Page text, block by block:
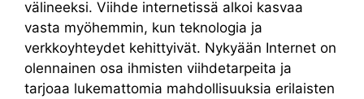
välineeksi. Viihde internetissä alkoi kasvaa
vasta myöhemmin, kun teknologia ja
verkkoyhteydet kehittyivät. Nykyään Internet on
olennainen osa ihmisten viihdetarpeita ja
tarjoaa lukemattomia mahdollisuuksia erilaisten